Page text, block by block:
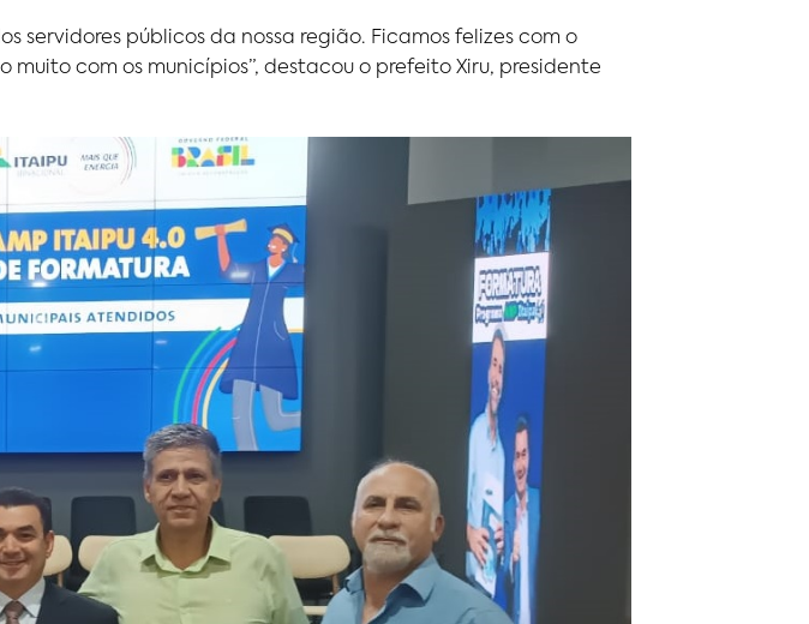
públicos da nossa região. Ficamos felizes com o
com os municípios”, destacou o prefeito Xiru, presidente